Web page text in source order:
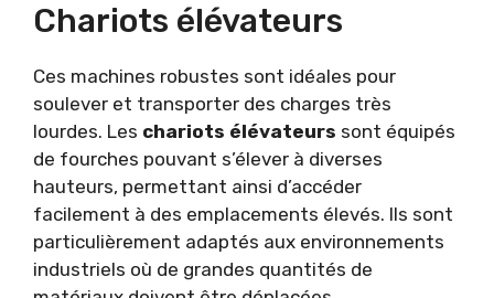
Chariots élévateurs
Ces machines robustes sont idéales pour
soulever et transporter des charges très
lourdes. Les chariots élévateurs sont équipés
de fourches pouvant s’élever à diverses
hauteurs, permettant ainsi d’accéder
facilement à des emplacements élevés. Ils sont
particulièrement adaptés aux environnements
industriels où de grandes quantités de